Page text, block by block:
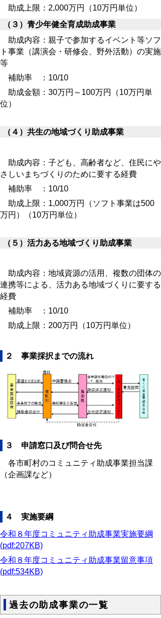
助成上限：2,000万円（10万円単位）
（３）青少年健全育成助成事業
助成内容：親子で参加するイベント等ソフ
ト事業（講演会・研修会、野外活動）の実施
等
補助率 ：10/10
助成金額：30万円～100万円（10万円単
位）
（４）共生の地域づくり助成事業
助成内容：子ども、高齢者など、住民にや
さしいまちづくりのために要する経費
補助率 ：10/10
助成上限：1,000万円（ソフト事業は500
万円）（10万円単位）
（５）活力ある地域づくり助成事業
助成内容：地域資源の活用、複数の団体の
連携等による、活力ある地域づくりに要する
経費
補助率 ：10/10
助成上限：200万円（10万円単位）
２ 事業採択までの流れ
３ 申請窓口及び問合せ先
各市町村のコミュニティ助成事業担当課
（企画課など）
４ 実施要綱
令和８年度コミュニティ助成事業実施要綱
(pdf:207KB)
令和８年度コミュニティ助成事業留意事項
(pdf:534KB)
過去の助成事業の一覧